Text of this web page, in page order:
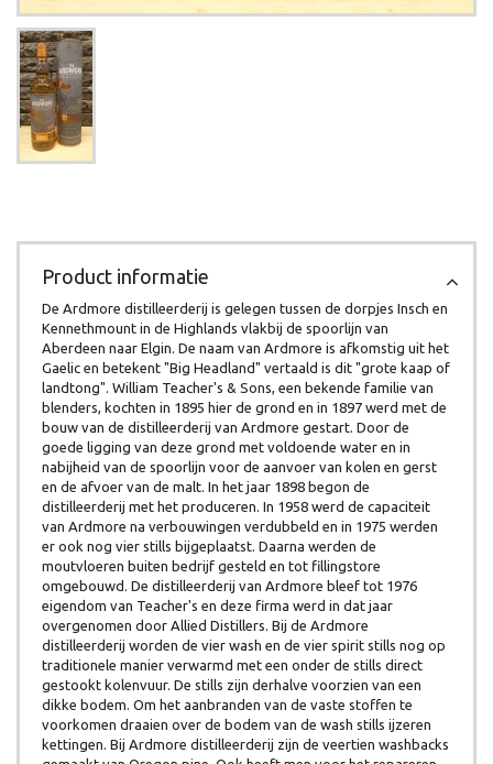
Product informatie
De Ardmore distilleerderij is gelegen tussen de dorpjes Insch en
Kennethmount in de Highlands vlakbij de spoorlijn van
Aberdeen naar Elgin. De naam van Ardmore is afkomstig uit het
Gaelic en betekent "Big Headland" vertaald is dit "grote kaap of
landtong". William Teacher's & Sons, een bekende familie van
blenders, kochten in 1895 hier de grond en in 1897 werd met de
bouw van de distilleerderij van Ardmore gestart. Door de
goede ligging van deze grond met voldoende water en in
nabijheid van de spoorlijn voor de aanvoer van kolen en gerst
en de afvoer van de malt. In het jaar 1898 begon de
distilleerderij met het produceren. In 1958 werd de capaciteit
van Ardmore na verbouwingen verdubbeld en in 1975 werden
er ook nog vier stills bijgeplaatst. Daarna werden de
moutvloeren buiten bedrijf gesteld en tot fillingstore
omgebouwd. De distilleerderij van Ardmore bleef tot 1976
eigendom van Teacher's en deze firma werd in dat jaar
overgenomen door Allied Distillers. Bij de Ardmore
distilleerderij worden de vier wash en de vier spirit stills nog op
traditionele manier verwarmd met een onder de stills direct
gestookt kolenvuur. De stills zijn derhalve voorzien van een
dikke bodem. Om het aanbranden van de vaste stoffen te
voorkomen draaien over de bodem van de wash stills ijzeren
kettingen. Bij Ardmore distilleerderij zijn de veertien washbacks